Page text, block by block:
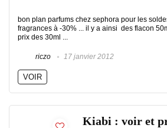
bon plan parfums chez sephora pour les
fragrances à -30% ... il y a ainsi des flacon
prix des 30ml ...
riczo 17 janvier 2012
VOIR
Kiabi : voir et